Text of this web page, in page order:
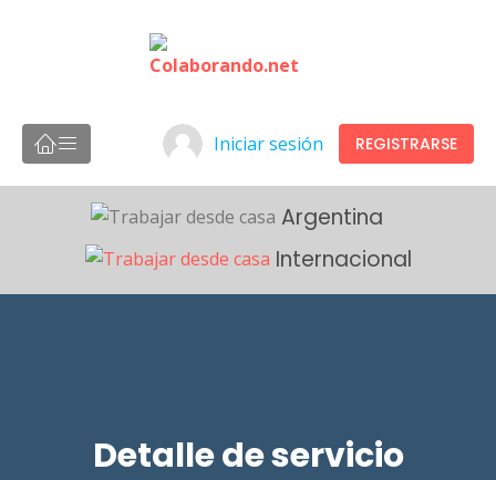
Iniciar sesión REGISTRARSE
Argentina
Internacional
Detalle de servicio